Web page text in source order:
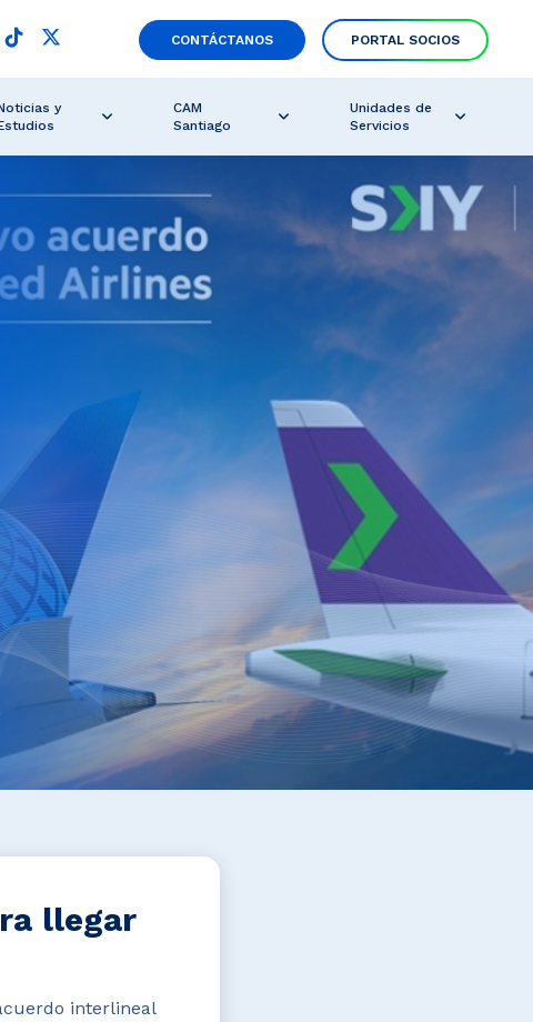
CONTÁCTANOS PORTAL SOCIOS
y
CAM
Santiago
Unidades de
Servicios
llegar
interlineal